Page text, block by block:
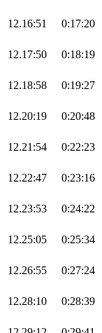
12.16:51 0:17:20
12.17:50 0:18:19
12.18:58 0:19:27
12.20:19 0:20:48
12.21:54 0:22:23
12.22:47 0:23:16
12.23:53 0:24:22
12.25:05 0:25:34
12.26:55 0:27:24
12.28:10 0:28:39